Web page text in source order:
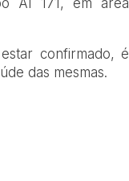
AI 171, em área
confirmado, é
das mesmas.